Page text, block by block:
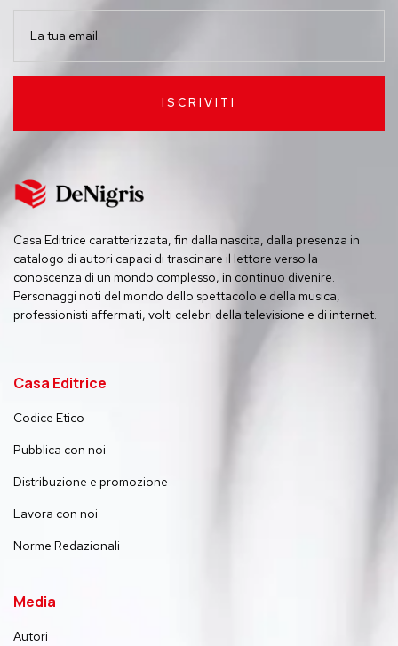
ISCRIVITI
Casa Editrice caratterizzata, fin dalla nascita, dalla presenza in
catalogo di autori capaci di trascinare il lettore verso la
conoscenza di un mondo complesso, in continuo divenire.
Personaggi noti del mondo dello spettacolo e della musica,
professionisti affermati, volti celebri della televisione e di internet.
Casa Editrice
Codice Etico
Pubblica con noi
Distribuzione e promozione
Lavora con noi
Norme Redazionali
Media
Autori